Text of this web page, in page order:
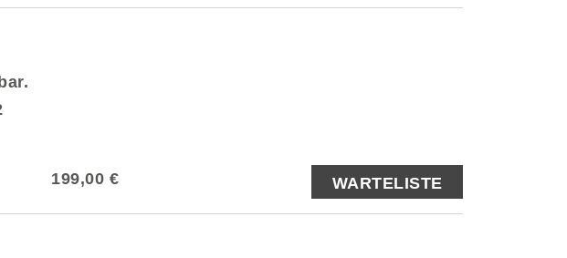
199,00 € WARTELISTE